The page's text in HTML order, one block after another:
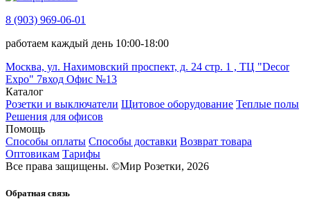
8 (903) 969-06-01
работаем каждый день 10:00-18:00
Москва, ул. Нахимовский проспект, д. 24 стр. 1 , ТЦ "Decor
Expo" 7вход Офис №13
Каталог
Розетки и выключатели Щитовое оборудование Теплые полы
Решения для офисов
Помощь
Способы оплаты Способы доставки Возврат товара
Оптовикам Тарифы
Все права защищены. ©Мир Розетки, 2026
Обратная связь